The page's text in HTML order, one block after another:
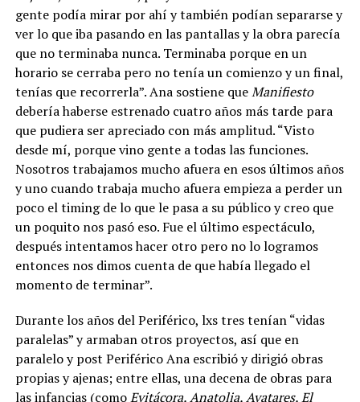
gente podía mirar por ahí y también podían separarse y
ver lo que iba pasando en las pantallas y la obra parecía
que no terminaba nunca. Terminaba porque en un
horario se cerraba pero no tenía un comienzo y un final,
tenías que recorrerla”. Ana sostiene queManifiesto
debería haberse estrenado cuatro años más tarde para
que pudiera ser apreciado con más amplitud. “Visto
desde mí, porque vino gente a todas las funciones.
Nosotros trabajamos mucho afuera en esos últimos años
y uno cuando trabaja mucho afuera empieza a perder un
poco el timing de lo que le pasa a su público y creo que
un poquito nos pasó eso. Fue el último espectáculo,
después intentamos hacer otro pero no lo logramos
entonces nos dimos cuenta de que había llegado el
momento de terminar”.
Durante los años del Periférico, lxs tres tenían “vidas
paralelas” y armaban otros proyectos, así que en
paralelo y post Periférico Ana escribió y dirigió obras
propias y ajenas; entre ellas, una decena de obras para
las infancias (comoEvitácora, Anatolia, Avatares, El